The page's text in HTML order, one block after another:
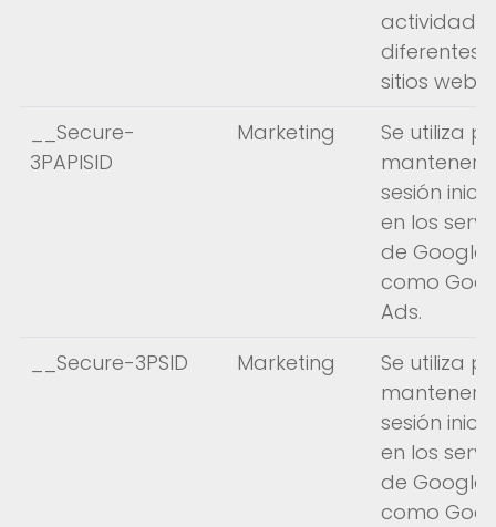
actividad
diferentes
sitios web.
__Secure-
3PAPISID
Marketing
Se utiliza
mantener
sesión
en los
de Google,
como
Ads.
__Secure-3PSID
Marketing
Se utiliza
mantener
sesión
en los
de Google,
como